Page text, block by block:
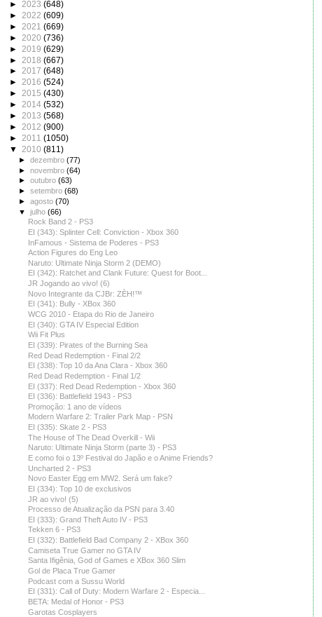
► 2023 (648)
► 2022 (609)
► 2021 (669)
► 2020 (736)
► 2019 (629)
► 2018 (667)
► 2017 (648)
► 2016 (524)
► 2015 (430)
► 2014 (532)
► 2013 (568)
► 2012 (900)
► 2011 (1050)
▼ 2010 (811)
►dezembro(77)
►novembro(64)
►outubro(63)
►setembro(68)
►agosto(70)
▼julho(66)
Rock Band 2 - PS3
EI (343): Splinter Cell: Conviction - Xbox 360
InFamous - Sistema de Poderes - PS3
Action Figures do Eng Leo
Naruto: Ultimate Ninja Storm 2 (DEMO)
EI (342): Ratchet and Clank Future: Quest for Boot...
JR Jogando ao vivo! (6)
Novo Integrante da CJBr: ZÈH!™
EI (341): Bully - XBox 360
WCG 2010 - Etapa do Rio de Janeiro
EI (340): GTA IV Especial Edition
Wii Fit Plus
EI (339): Pirates of the Burning Sea
Red Dead Redemption - Final 2/2
EI (338): Top 10 da Ana Clara - Xbox 360
Red Dead Redemption - Final 1/2
EI (337): Red Dead Redemption - Xbox 360
EI (336): Battlefield 1943 - PS3
Promoção: 1 ano de vídeos
Modern Warfare 2: Trailer Park Map - PSN
EI (335): Skate 2 - PS3
The House of The Dead Overkill - Wii
Naruto: Ultimate Ninja Storm (parte 3) - PS3
E como foi o 13º Festival do Japão e o Anime Friends?
Uncharted 2 - PS3
Novo Easter Egg em MW2. Será um fake?
EI (334): Top 10 de exclusivos
JR ao vivo! (5)
Processo de Atualização da PSN para 3.40
EI (333): Grand Theft Auto IV - PS3
Tekken 6 - PS3
EI (332): Battlefield Bad Company 2 - XBox 360
Camiseta True Gamer no GTA IV
Santa Ifigênia, God of Games e XBox 360 Slim
Gol de Placa True Gamer
Podcast com a Sussu World
EI (331): Call of Duty: Modern Warfare 2 - Especia...
BETA: Medal of Honor - PS3
Garotas Cosplayers